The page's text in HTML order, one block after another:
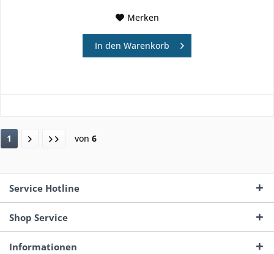
Merken
In den Warenkorb
1 von 6
Service Hotline
Shop Service
Informationen